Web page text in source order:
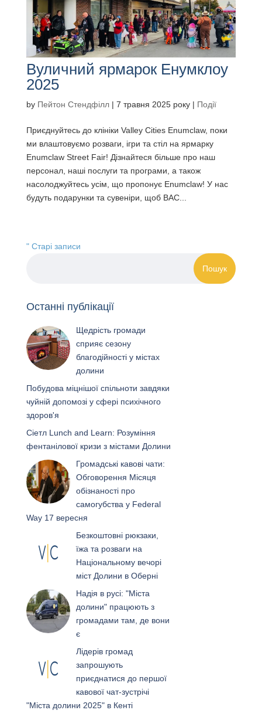
Вуличний ярмарок Енумклоу
2025
by Пейтон Стендфілл| 7 травня 2025 року| Події
Приєднуйтесь до клініки Valley Cities Enumclaw, поки
ми влаштовуємо розваги, ігри та стіл на ярмарку
Enumclaw Street Fair! Дізнайтеся більше про наш
персонал, наші послуги та програми, а також
насолоджуйтесь усім, що пропонує Enumclaw! У нас
будуть подарунки та сувеніри, щоб ВАС...
" Старі записи
Останні публікації
Щедрість громади
сприяє сезону
благодійності у містах
долини
Побудова міцнішої спільноти завдяки
чуйній допомозі у сфері психічного
здоров'я
Сіетл Lunch and Learn: Розуміння
фентанілової кризи з містами Долини
Громадські кавові чати:
Обговорення Місяця
обізнаності про
самогубства у Federal
Way 17 вересня
Безкоштовні рюкзаки,
їжа та розваги на
Національному вечорі
міст Долини в Оберні
Надія в русі: "Міста
долини" працюють з
громадами там, де вони
є
Лідерів громад
запрошують
приєднатися до першої
кавової чат-зустрічі
"Міста долини 2025" в Кенті